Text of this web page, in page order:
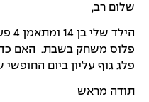
שלום רב,
פלוס משחק בשבת. האם
פלג גוף עליון ביום החופשי
תודה מראש